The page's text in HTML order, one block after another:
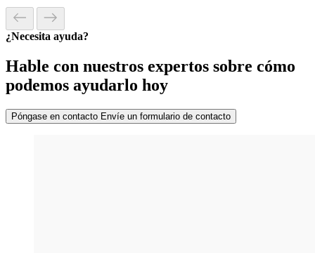
¿Necesita ayuda?
Hable con nuestros expertos sobre cómo
podemos ayudarlo hoy
Póngase en contacto Envíe un formulario de contacto